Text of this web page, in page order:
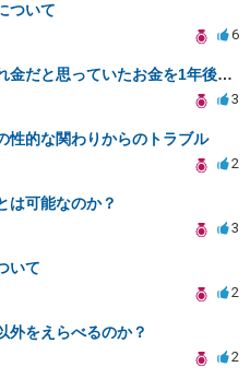
ついて
6
ダブル不倫・借金・手切れ金だと思っていたお金を1年後いまさら脅迫罪として通知書が来てまとめて請求
3
性的な関わりからのトラブル
2
は可能なのか？
3
いて
2
外をえらべるのか？
2